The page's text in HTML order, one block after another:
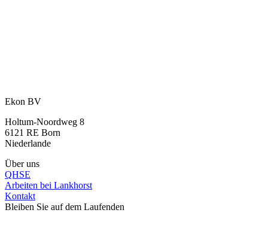
Ekon BV
Holtum-Noordweg 8
6121 RE Born
Niederlande
Über uns
QHSE
Arbeiten bei Lankhorst
Kontakt
Bleiben Sie auf dem Laufenden